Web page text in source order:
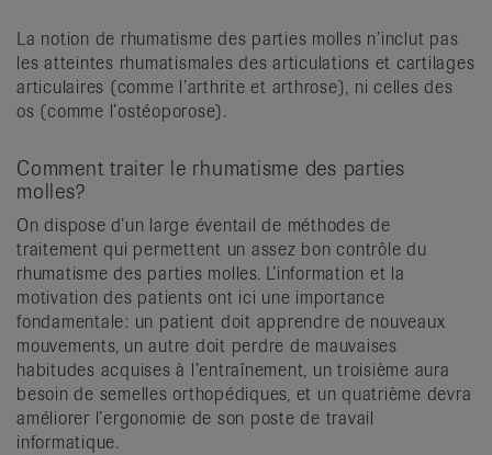
La notion de rhumatisme des parties molles n’inclut pas
les atteintes rhumatismales des articulations et cartilages
articulaires (comme l’arthrite et arthrose), ni celles des
os (comme l’ostéoporose).
Comment traiter le rhumatisme des parties
molles?
On dispose d’un large éventail de méthodes de
traitement qui permettent un assez bon contrôle du
rhumatisme des parties molles. L’information et la
motivation des patients ont ici une importance
fondamentale: un patient doit apprendre de nouveaux
mouvements, un autre doit perdre de mauvaises
habitudes acquises à l’entraînement, un troisième aura
besoin de semelles orthopédiques, et un quatrième devra
améliorer l’ergonomie de son poste de travail
informatique.